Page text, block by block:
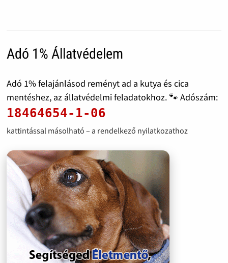
Adó 1% Állatvédelem
Adó 1% felajánlásod reményt ad a kutya és cica
mentéshez, az állatvédelmi feladatokhoz. 🐾 Adószám:
18464654-1-06
kattintással másolható – a rendelkező nyilatkozathoz